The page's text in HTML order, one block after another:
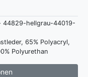
44829-hellgrau-44019-
65% Polyacryl,
Polyurethan